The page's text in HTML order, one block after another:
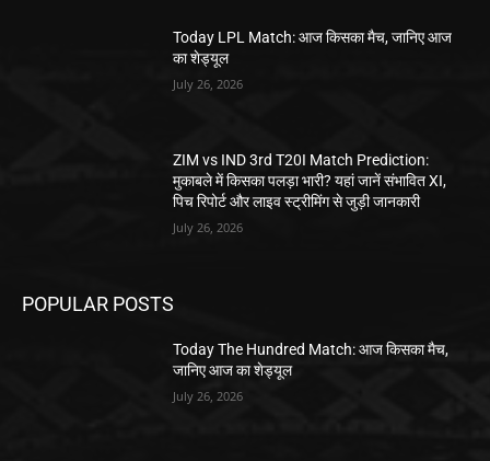
Today LPL Match: आज किसका मैच, जानिए आज
का शेड्यूल
July 26, 2026
ZIM vs IND 3rd T20I Match Prediction:
मुकाबले में किसका पलड़ा भारी? यहां जानें संभावित XI,
पिच रिपोर्ट और लाइव स्ट्रीमिंग से जुड़ी जानकारी
July 26, 2026
POPULAR POSTS
Today The Hundred Match: आज किसका मैच,
जानिए आज का शेड्यूल
July 26, 2026